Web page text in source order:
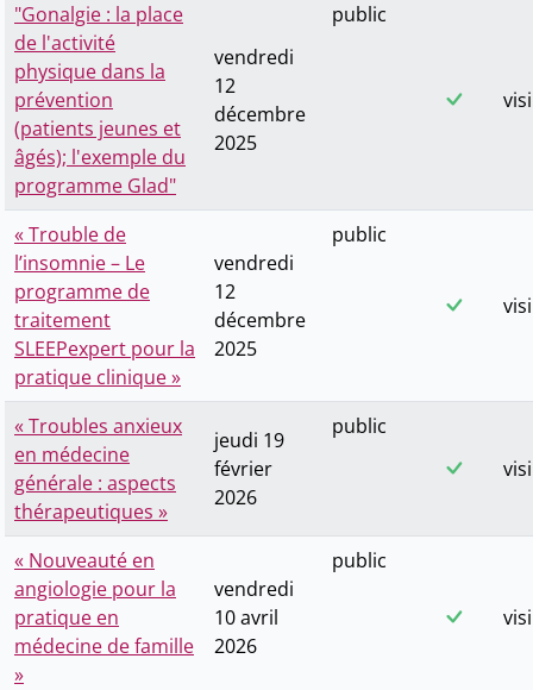
"Gonalgie : la place
de l'activité
physique dans la
prévention
(patients jeunes et
âgés); l'exemple du
programme Glad"
vendredi
12
décembre
2025
public
« Trouble de
l’insomnie – Le
programme de
traitement
SLEEPexpert pour la
pratique clinique »
vendredi
12
décembre
2025
public
« Troubles anxieux
en médecine
générale : aspects
thérapeutiques »
jeudi 19
février
2026
public
« Nouveauté en
angiologie pour la
pratique en
médecine de famille
»
vendredi
10 avril
2026
public